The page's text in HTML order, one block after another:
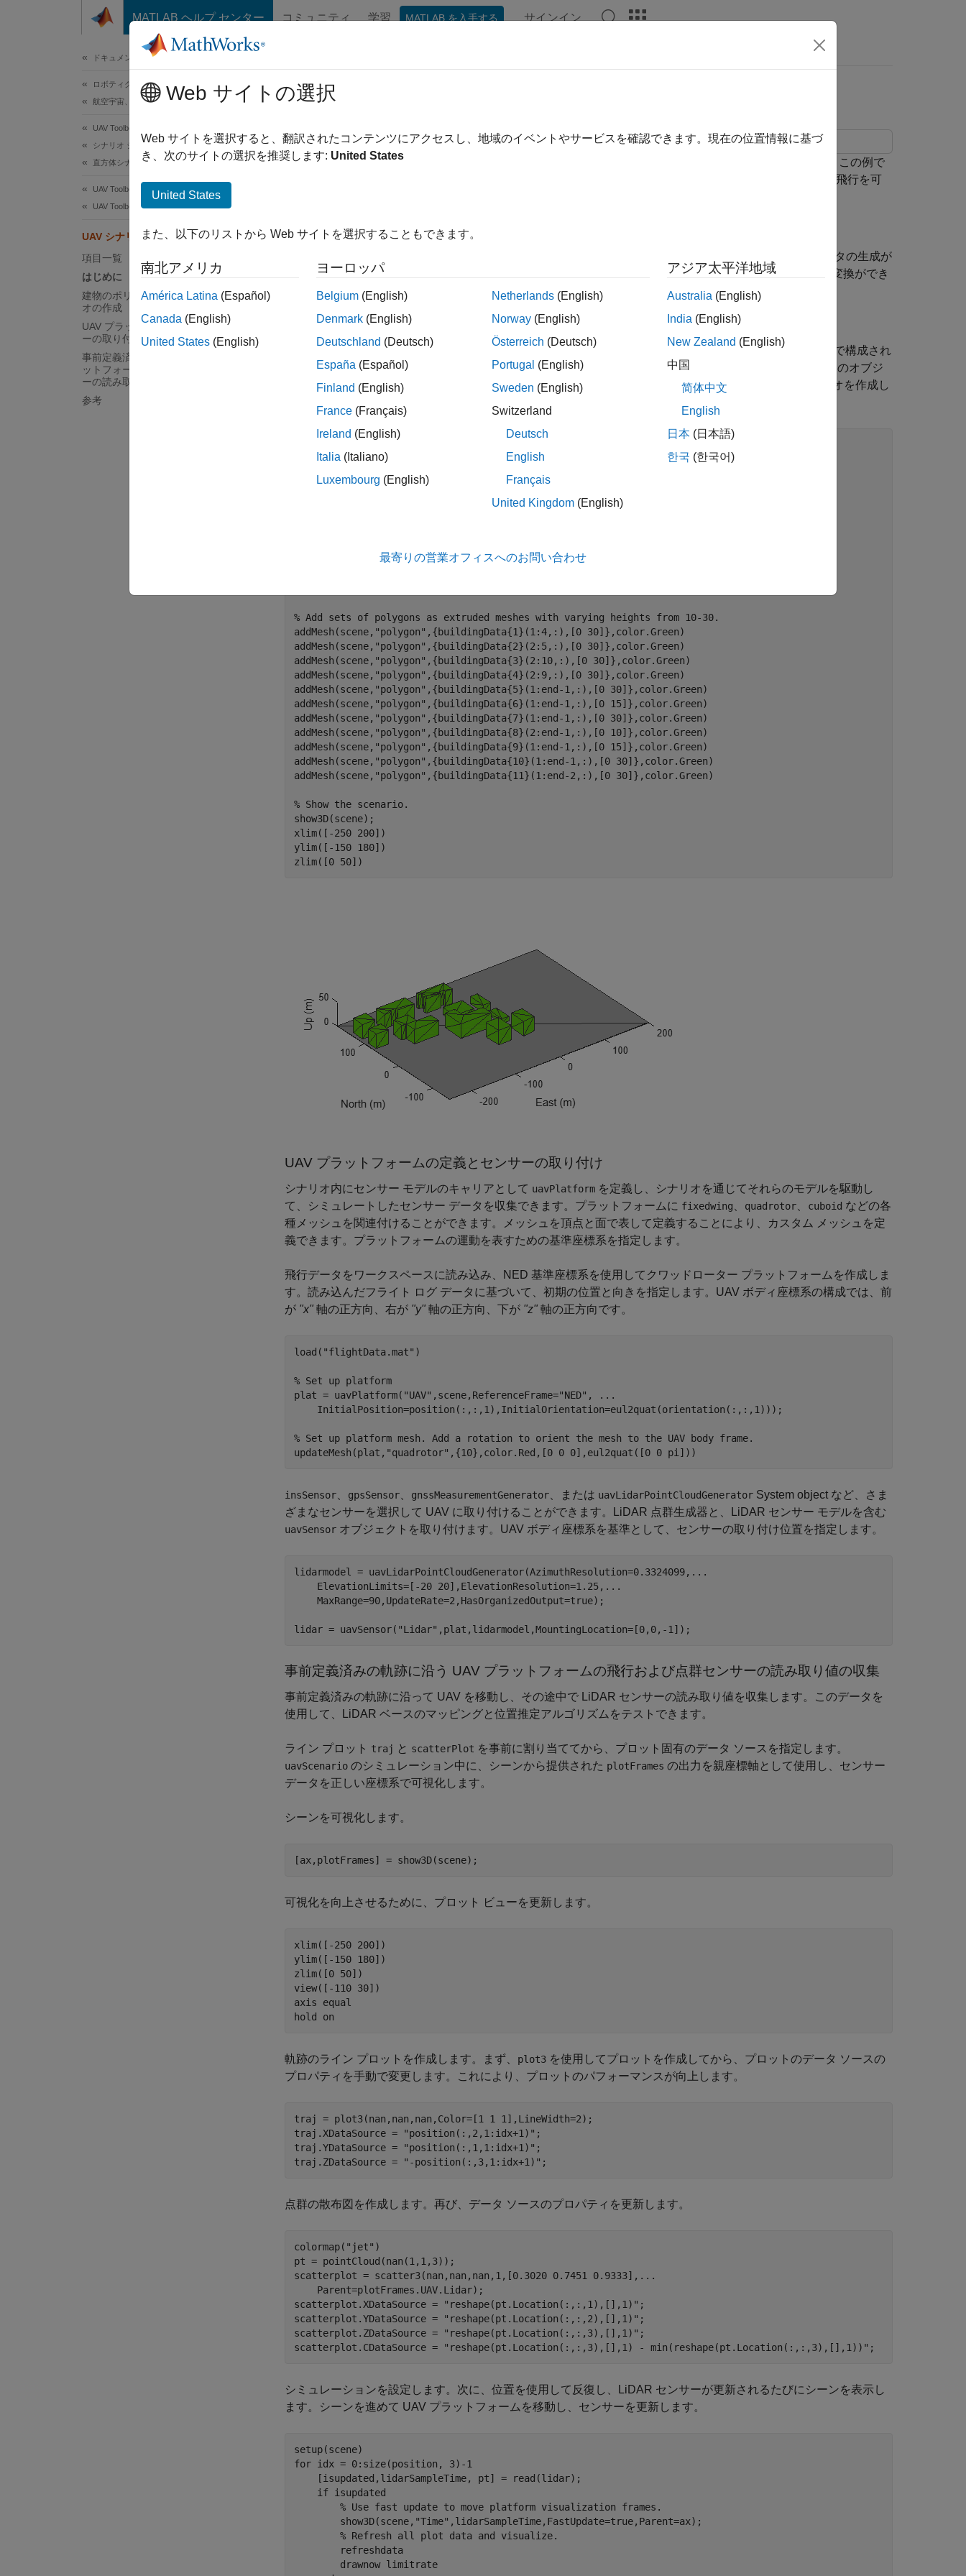
コンテンツへスキップ
MATLAB ヘルプ センター コミュニティ 学習 MATLAB を入手する サインイン
ドキュメンテーションのホーム
ロボティクスおよび自律システム
航空宇宙、防衛
UAV Toolbox
シナリオ シミュレーション
直方体シナリオ シミュレーション
UAV Toolbox
UAV Toolbox 入門
UAV シナリオのチュートリアル
項目一覧
はじめに
建物のポリゴン メッシュを含むシナリ
オの作成
UAV プラットフォームの定義とセンサ
ーの取り付け
事前定義済みの軌跡に沿う UAV プラ
ットフォームの飛行および点群センサ
ーの読み取り値の収集
参考
UAV シナリオのチュートリアル
一連の建物の間を飛行する無人航空機 (UAV) のシミュレーションを実行するためのシナリオを作成します。この例で
は、開ループ シミュレーションでの UAV の姿勢を更新しています。この UAV シナリオを使用して UAV の飛行を可
はじめに
自律アルゴリズムをテストするために、UAV シナリオではテスト ケースの生成と環境からのセンサー データの生成が
できます。ワークスペースでの障害物の指定、グローバル座標での UAV の軌跡の指定、座標系間のデータ変換ができ
ます。この UAV シナリオでは、この情報を環境の基準座標系で可視化できます。
建物のポリゴン メッシュを含むシナリオの作成
オブジェクトは、一連の固定障害物と、プラットフォームと呼ばれる移動可能なオブジェクトで構成され
るモデルです。uavPlatform
オブジェクトを使用して、固定翼 UAV、マルチローター、その他のシナリオ内のオブジ
ェクトをモデル化します。この例では、地面と、突き出たポリゴンによる 11 棟の建物で構成されるシナリオを作成し
scene = uavScenario(UpdateRate=2,ReferenceLocation=[75 -46 0]);
% Add a ground plane.
% Add sets of polygons as extruded meshes with varying heights from 10-30.
addMesh(scene, "polygon" ,{buildingData{1}(1:4,:),[0 30]},color.Green)
addMesh(scene, "polygon" ,{buildingData{2}(2:5,:),[0 30]},color.Green)
addMesh(scene, "polygon" ,{buildingData{3}(2:10,:),[0 30]},color.Green)
addMesh(scene, "polygon" ,{buildingData{4}(2:9,:),[0 30]},color.Green)
addMesh(scene, "polygon" ,{buildingData{5}(1:end-1,:),[0 30]},color.Green)
addMesh(scene, "polygon" ,{buildingData{6}(1:end-1,:),[0 15]},color.Green)
addMesh(scene, "polygon" ,{buildingData{7}(1:end-1,:),[0 30]},color.Green)
addMesh(scene, "polygon" ,{buildingData{8}(2:end-1,:),[0 10]},color.Green)
addMesh(scene, "polygon" ,{buildingData{9}(1:end-1,:),[0 15]},color.Green)
addMesh(scene, "polygon" ,{buildingData{10}(1:end-1,:),[0 30]},color.Green)
addMesh(scene, "polygon" ,{buildingData{11}(1:end-2,:),[0 30]},color.Green)
% Show the scenario.
show3D(scene);
xlim([-250 200])
ylim([-150 180])
zlim([0 50])
UAV プラットフォームの定義とセンサーの取り付け
シナリオ内にセンサー モデルのキャリアとして uavPlatform を定義し、シナリオを通じてそれらのモデルを駆動し
て、シミュレートしたセンサー データを収集できます。プラットフォームに fixedwing quadrotor cuboid などの各
種メッシュを関連付けることができます。メッシュを頂点と面で表して定義することにより、カスタム メッシュを定
義できます。プラットフォームの運動を表すための基準座標系を指定します。
飛行データをワークスペースに読み込み、NED 基準座標系を使用してクワッドローター プラットフォームを作成しま
す。読み込んだフライト ログ データに基づいて、初期の位置と向きを指定します。UAV ボディ座標系の構成では、前
が "x" 軸の正方向、右が "y" 軸の正方向、下が "z" 軸の正方向です。
load( "flightData.mat" )
% Set up platform
plat = uavPlatform( "UAV" ,scene,ReferenceFrame="NED" ,
...
    InitialPosition=position(:,:,1),InitialOrientation=eul2quat(orientation(:,:,1)));
% Set up platform mesh. Add a rotation to orient the mesh to the UAV body frame.
updateMesh(plat, "quadrotor" ,{10},color.Red,[0 0 0],eul2quat([0 0 pi]))
insSensor gpsSensor gnssMeasurementGenerator 、または uavLidarPointCloudGenerator System object など、さま
ざまなセンサーを選択して UAV に取り付けることができます。LiDAR 点群生成器と、LiDAR センサー モデルを含む
uavSensor オブジェクトを取り付けます。UAV ボディ座標系を基準として、センサーの取り付け位置を指定します。
lidarmodel = uavLidarPointCloudGenerator(AzimuthResolution=0.3324099, ...
    ElevationLimits=[-20 20],ElevationResolution=1.25,
...
    MaxRange=90,UpdateRate=2,HasOrganizedOutput=true);
lidar = uavSensor( "Lidar" ,plat,lidarmodel,MountingLocation=[0,0,-1]);
事前定義済みの軌跡に沿う UAV プラットフォームの飛行および点群センサーの読み取り値の収集
事前定義済みの軌跡に沿って UAV を移動し、その途中で LiDAR センサーの読み取り値を収集します。このデータを
使用して、LiDAR ベースのマッピングと位置推定アルゴリズムをテストできます。
ライン プロット traj と scatterPlot を事前に割り当ててから、プロット固有のデータ ソースを指定します。
uavScenario のシミュレーション中に、シーンから提供された plotFrames の出力を親座標軸として使用し、センサー
データを正しい座標系で可視化します。
シーンを可視化します。
[ax,plotFrames] = show3D(scene);
可視化を向上させるために、プロット ビューを更新します。
xlim([-250 200])
ylim([-150 180])
zlim([0 50])
view([-110 30])
axis equal
hold on
軌跡のライン プロットを作成します。まず、 plot3 を使用してプロットを作成してから、プロットのデータ ソースの
プロパティを手動で変更します。これにより、プロットのパフォーマンスが向上します。
traj = plot3(nan,nan,nan,Color=[1 1 1],LineWidth=2);
traj.XDataSource =
"position(:,2,1:idx+1)" ;
traj.YDataSource =
"position(:,1,1:idx+1)" ;
traj.ZDataSource =
"-position(:,3,1:idx+1)" ;
点群の散布図を作成します。再び、データ ソースのプロパティを更新します。
colormap( "jet" )
pt = pointCloud(nan(1,1,3));
scatterplot = scatter3(nan,nan,nan,1,[0.3020 0.7451 0.9333], ...
    Parent=plotFrames.UAV.Lidar);
scatterplot.XDataSource =
"reshape(pt.Location(:,:,1),[],1)" ;
scatterplot.YDataSource =
"reshape(pt.Location(:,:,2),[],1)" ;
scatterplot.ZDataSource =
"reshape(pt.Location(:,:,3),[],1)" ;
scatterplot.CDataSource =
"reshape(pt.Location(:,:,3),[],1) - min(reshape(pt.Location(:,:,3),[],1))"
シミュレーションを設定します。次に、位置を使用して反復し、LiDAR センサーが更新されるたびにシーンを表示し
ます。シーンを進めて UAV プラットフォームを移動し、センサーを更新します。
for idx = 0:size(position, 3)-1
    [isupdated,lidarSampleTime, pt] = read(lidar);
if isupdated
% Use fast update to move platform visualization frames.
        show3D(scene,
"Time" ,lidarSampleTime,FastUpdate=true,Parent=ax);
% Refresh all plot data and visualize.
        refreshdata
        drawnow
limitrate
Web サイトの選択
Web サイトを選択すると、翻訳されたコンテンツにアクセスし、地域のイベントやサービスを確認できます。現在の位置情報に基づ
き、次のサイトの選択を推奨します: United States
United States
また、以下のリストから Web サイトを選択することもできます。
南北アメリカ
América Latina (Español)
Canada (English)
United States (English)
ヨーロッパ
Belgium (English)
Denmark (English)
Deutschland (Deutsch)
España (Español)
Finland (English)
France (Français)
Ireland (English)
Italia (Italiano)
Luxembourg (English)
Netherlands (English)
Norway (English)
Österreich (Deutsch)
Portugal (English)
Sweden (English)
Switzerland
Deutsch
English
Français
United Kingdom (English)
アジア太平洋地域
Australia (English)
India (English)
New Zealand (English)
中国
简体中文
English
日本 (日本語)
한국 (한국어)
最寄りの営業オフィスへのお問い合わせ